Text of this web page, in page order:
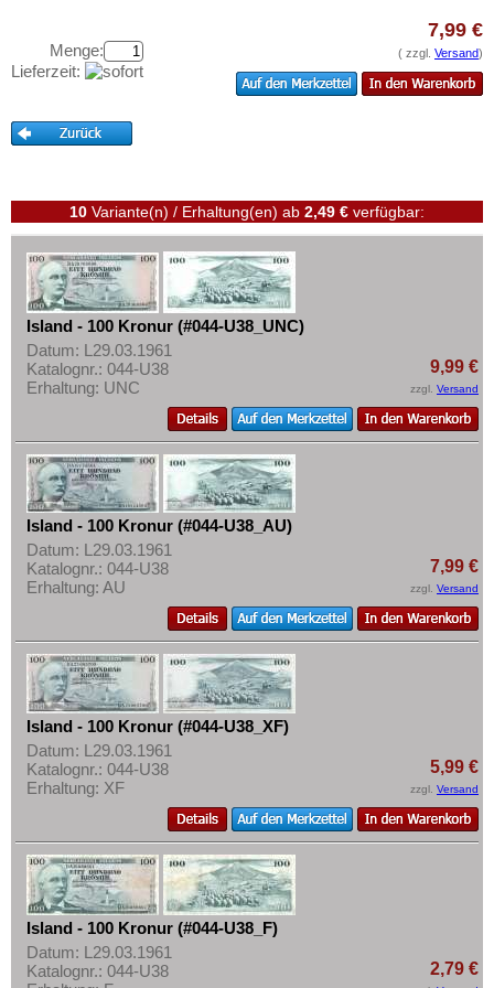
Lettland
Litauen
Malta
Mazedonien
Memelgebiet
Moldawien
Montenegro
Niederlande
Nordirland
Österreich
Polen
Portugal
Rumänien
Russland
San Marino
Schottland
Schweden
Schweiz
Serbien
Slowenien
Spanien
Spitzbergen
Tatarstan
Banknotenbriefe
Kataloge
Gutscheine
Ihre Bewertungen
Kontakt
Informationen
Preislisten
Ankauf
Erhaltungsgrade
Gratisbanknoten
FAQ
Mehr über...
Zahlungsbedingungen
Privatsphäre und Datenschutz
Widerrufsbelehrung
Liefer- und Versandkosten
AGB
Impressum
Menge:
Lieferzeit:
7,99 €
( zzgl. Versand)
10 Variante(n) / Erhaltung(en) ab 2,49 € verfügbar:
Island - 100 Kronur (#044-U38_UNC)
Datum: L29.03.1961
Katalognr.: 044-U38
Erhaltung: UNC
9,99 €
zzgl. Versand
Island - 100 Kronur (#044-U38_AU)
Datum: L29.03.1961
Katalognr.: 044-U38
Erhaltung: AU
7,99 €
zzgl. Versand
Island - 100 Kronur (#044-U38_XF)
Datum: L29.03.1961
Katalognr.: 044-U38
Erhaltung: XF
5,99 €
zzgl. Versand
Island - 100 Kronur (#044-U38_F)
Datum: L29.03.1961
Katalognr.: 044-U38
2,79 €